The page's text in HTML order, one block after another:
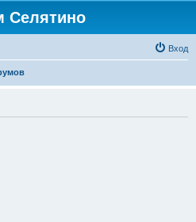
Селятино
Вход